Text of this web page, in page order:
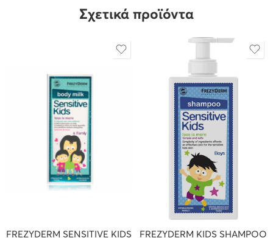
Σχετικά προϊόντα
FREZYDERM SENSITIVE KIDS
FREZYDERM KIDS SHAMPOO